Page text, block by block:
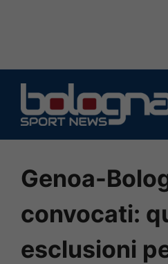
contenuto
Genoa-
convocati:
esclusioni